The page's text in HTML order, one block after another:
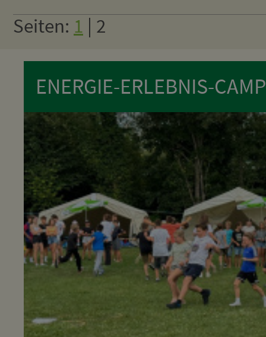
Seiten: 1 | 2
ENERGIE-ERLEBNIS-CAMP